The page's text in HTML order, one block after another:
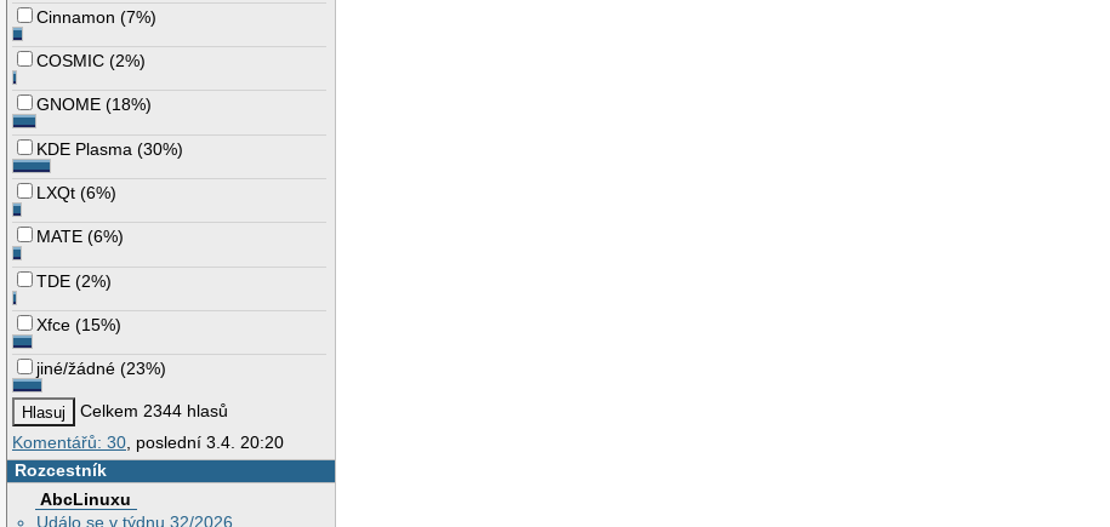
Cinnamon (7%)
COSMIC (2%)
GNOME (18%)
KDE Plasma (30%)
LXQt (6%)
MATE (6%)
TDE (2%)
Xfce (15%)
jiné/žádné (23%)
Celkem 2344 hlasů
Komentářů: 30 , poslední 3.4. 20:20
Rozcestník
AbcLinuxu
Událo se v týdnu 32/2026